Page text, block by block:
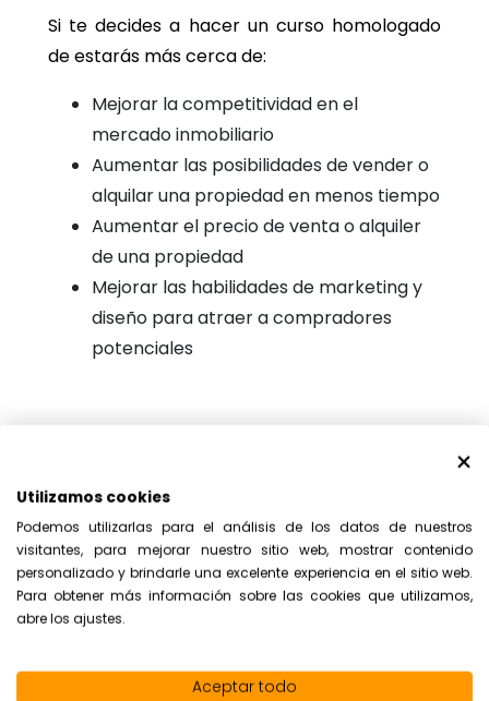
Si te decides a hacer un curso homologado
de estarás más cerca de:
Mejorar la competitividad en el
mercado inmobiliario
Aumentar las posibilidades de vender o
alquilar una propiedad en menos tiempo
Aumentar el precio de venta o alquiler
de una propiedad
Mejorar las habilidades de marketing y
diseño para atraer a compradores
potenciales
curso
adecuado
Al elegir un curso homologado de home
aspectos como la duración, el precio, la
Utilizamos cookies
Podemos utilizarlas para el análisis de los datos de nuestros
visitantes, para mejorar nuestro sitio web, mostrar contenido
personalizado y brindarle una excelente experiencia en el sitio web.
Para obtener más información sobre las cookies que utilizamos,
abre los ajustes.
Aceptar todo